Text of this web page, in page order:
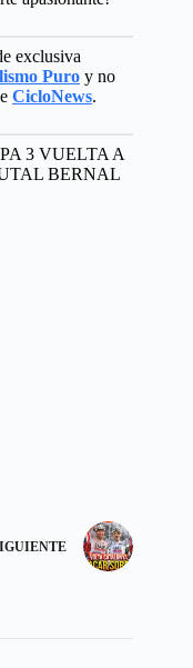
exclusiva
Puro y no
CicloNews.
3 VUELTA A
BERNAL